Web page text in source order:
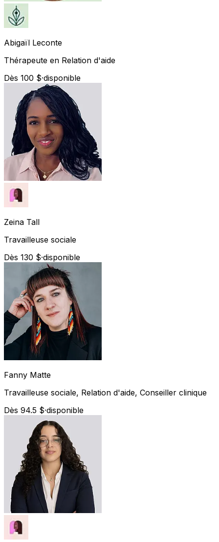
Abigaïl Leconte
Thérapeute en Relation d'aide
Dès 100 $·disponible
Zeina Tall
Travailleuse sociale
Dès 130 $·disponible
Fanny Matte
Travailleuse sociale, Relation d'aide, Conseiller clinique
Dès 94.5 $·disponible